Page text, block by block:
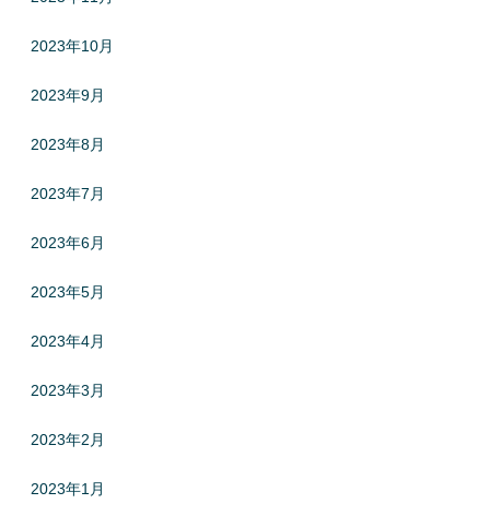
2023年10月
2023年9月
2023年8月
2023年7月
2023年6月
2023年5月
2023年4月
2023年3月
2023年2月
2023年1月